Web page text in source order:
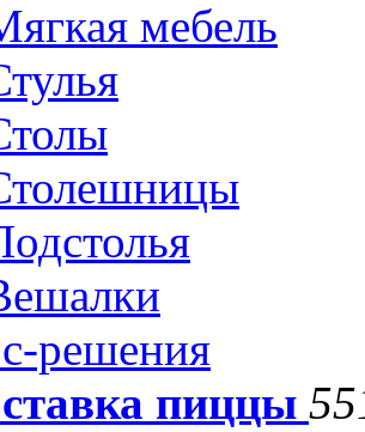
мебель
решения
пиццы